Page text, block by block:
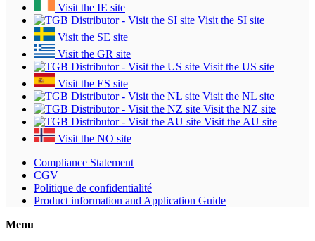
Visit the IE site
Visit the SI site
Visit the SE site
Visit the GR site
Visit the US site
Visit the ES site
Visit the NL site
Visit the NZ site
Visit the AU site
Visit the NO site
Compliance Statement
CGV
Politique de confidentialité
Product information and Application Guide
Menu